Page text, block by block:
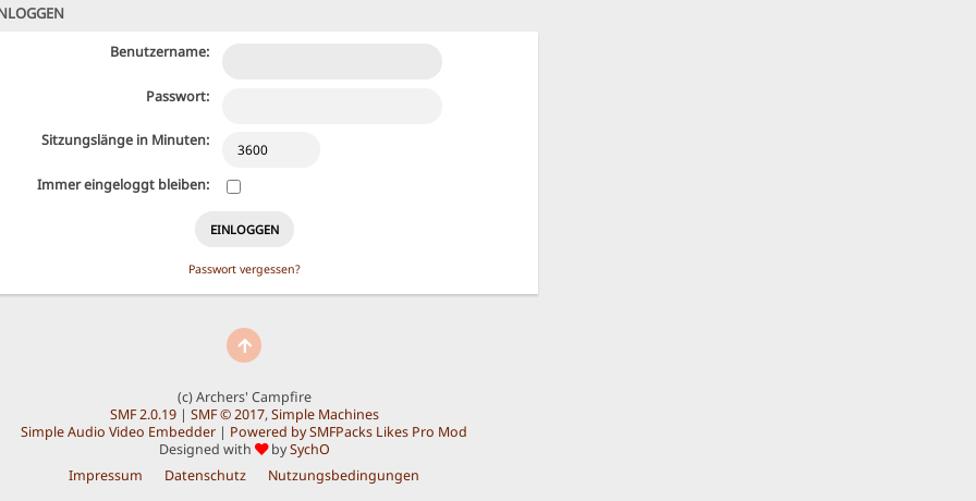
Benutzername:
Passwort:
Sitzungslänge in Minuten:
Immer eingeloggt bleiben:
Passwort vergessen?
(c) Archers' Campfire
SMF 2.0.19| SMF © 2017,Simple Machines
Simple Audio Video Embedder | Powered by SMFPacks Likes Pro Mod
Designed with
bySychO
Impressum
Datenschutz Nutzungsbedingungen